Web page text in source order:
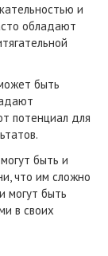
и
обладают
быть
потенциал для
быть и
что им сложно
могут быть
в своих